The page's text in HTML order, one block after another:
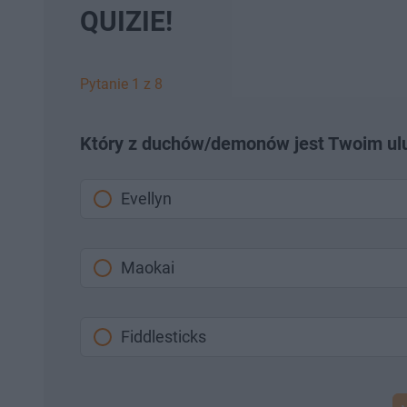
QUIZIE!
Pytanie 1 z 8
Który z duchów/demonów jest Twoim
Evellyn
Maokai
Fiddlesticks